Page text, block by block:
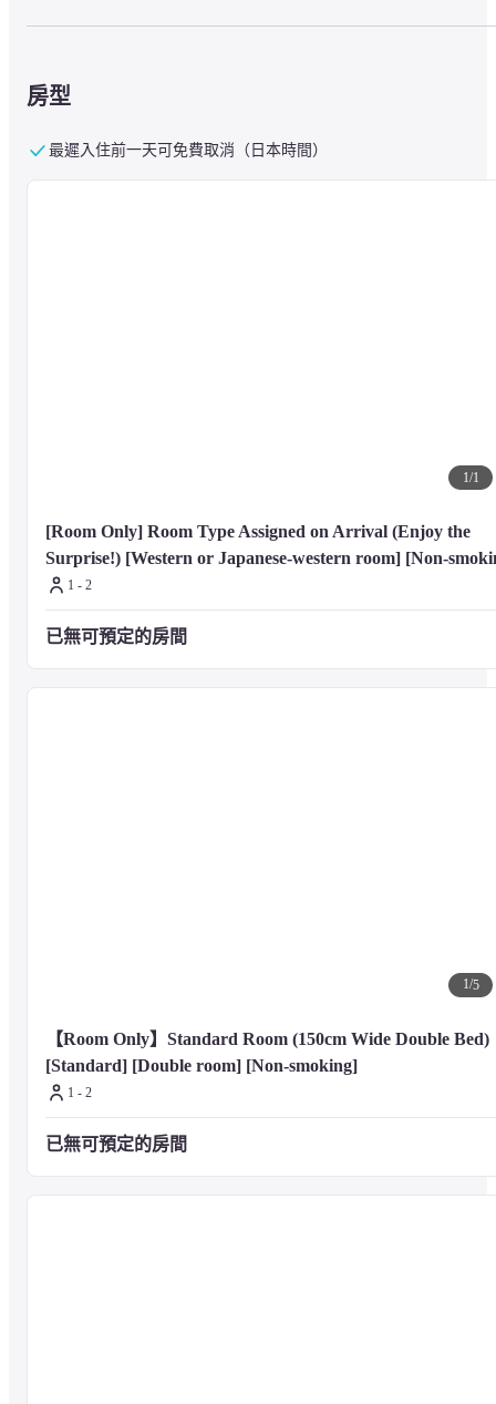
房型
最遲入住前一天可免費取消（日本時間）
1/1
[Room Only] Room Type Assigned on Arrival (Enjoy the
Surprise!) [Western or Japanese-western room] [Non-
1 - 2
已無可預定的房間
1/5
【Room Only】Standard Room (150cm Wide Double Bed)
[Standard] [Double room] [Non-smoking]
1 - 2
已無可預定的房間